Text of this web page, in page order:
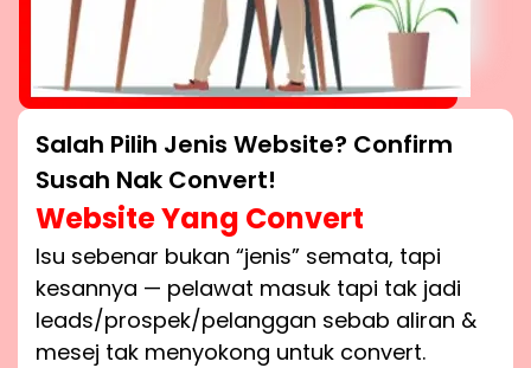
Salah Pilih Jenis Website? Confirm
Susah Nak Convert!
Website Yang Convert
Isu sebenar bukan “jenis” semata, tapi
kesannya — pelawat masuk tapi tak jadi
leads/prospek/pelanggan sebab aliran &
mesej tak menyokong untuk convert.